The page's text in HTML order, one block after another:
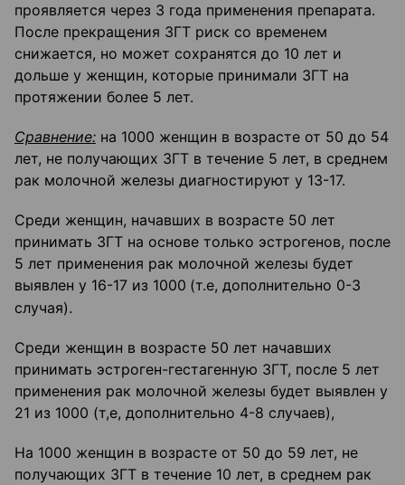
проявляется через 3 года применения препарата.
После прекращения ЗГТ риск со временем
снижается, но может сохранятся до 10 лет и
дольше у женщин, которые принимали ЗГТ на
протяжении более 5 лет.
Сравнение: на 1000 женщин в возрасте от 50 до 54
лет, не получающих ЗГТ в течение 5 лет, в среднем
рак молочной железы диагностируют у 13-17.
Среди женщин, начавших в возрасте 50 лет
принимать ЗГТ на основе только эстрогенов, после
5 лет применения рак молочной железы будет
выявлен у 16-17 из 1000 (т.е, дополнительно 0-3
случая).
Среди женщин в возрасте 50 лет начавших
принимать эстроген-гестагенную ЗГТ, после 5 лет
применения рак молочной железы будет выявлен у
21 из 1000 (т,е, дополнительно 4-8 случаев),
На 1000 женщин в возрасте от 50 до 59 лет, не
получающих ЗГТ в течение 10 лет, в среднем рак